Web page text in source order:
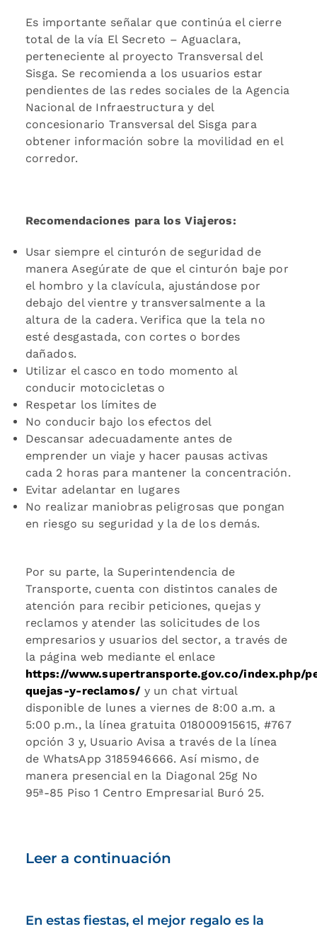
Es importante señalar que continúa el cierre
total de la vía El Secreto – Aguaclara,
perteneciente al proyecto Transversal del
Sisga. Se recomienda a los usuarios estar
pendientes de las redes sociales de la Agencia
Nacional de Infraestructura y del
concesionario Transversal del Sisga para
obtener información sobre la movilidad en el
corredor.
Recomendaciones para los Viajeros:
Usar siempre el cinturón de seguridad de
manera Asegúrate de que el cinturón baje por
el hombro y la clavícula, ajustándose por
debajo del vientre y transversalmente a la
altura de la cadera. Verifica que la tela no
esté desgastada, con cortes o bordes
dañados.
Utilizar el casco en todo momento al
conducir motocicletas o
Respetar los límites de
No conducir bajo los efectos del
Descansar adecuadamente antes de
emprender un viaje y hacer pausas activas
cada 2 horas para mantener la concentración.
Evitar adelantar en lugares
No realizar maniobras peligrosas que pongan
en riesgo su seguridad y la de los demás.
Por su parte, la Superintendencia de
Transporte, cuenta con distintos canales de
atención para recibir peticiones, quejas y
reclamos y atender las solicitudes de los
empresarios y usuarios del sector, a través de
la página web mediante el enlace
https://www.supertransporte.gov.co/index.php/
quejas-y-reclamos/ y un chat virtual
disponible de lunes a viernes de 8:00 a.m. a
5:00 p.m., la línea gratuita 018000915615, #767
opción 3 y, Usuario Avisa a través de la línea
de WhatsApp 3185946666. Así mismo, de
manera presencial en la Diagonal 25g No
95ª-85 Piso 1 Centro Empresarial Buró 25.
Leer a continuación
En estas fiestas, el mejor regalo es la